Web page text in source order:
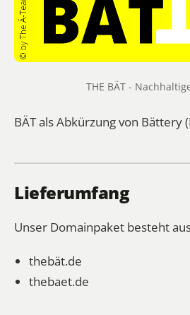
THE BÄT -
BÄT als Abkürzung von Bättery
Lieferumfang
Unser Domainpaket besteht
thebät.de
thebaet.de